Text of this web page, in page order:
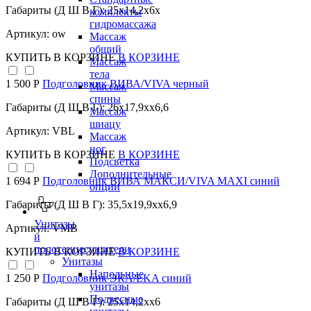
комплекты
гидромассажа
Массаж
общий
Массаж
тела
Массаж
спины
Массаж
шиацу
Массаж
ног
Подсветка
Дополнительные
опции
Унитазы
и
полотенцесушители
Унитазы
Напольные
унитазы
Подвесные
Габариты (Д Ш В Г): 25x14,2x6x
Артикул: ow
КУПИТЬ В КОРЗИНЕ В КОРЗИНЕ
1 500 Р Подголовник ВИВА/VIVA черный
Габариты (Д Ш В Г): 26x17,9xx6,6
Артикул: VBL
КУПИТЬ В КОРЗИНЕ В КОРЗИНЕ
1 694 Р Подголовник ВИВА МАКСИ/VIVA MAXI синий
Габариты (Д Ш В Г): 35,5x19,9xx6,9
Артикул: VMB
КУПИТЬ В КОРЗИНЕ В КОРЗИНЕ
1 250 Р Подголовник ЭКА/EKA синий
Габариты (Д Ш В Г): 25x14,2xx6